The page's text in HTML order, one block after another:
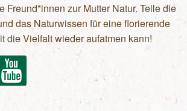
Freund*innen zur Mutter Natur. Teile die
das Naturwissen für eine florierende
die Vielfalt wieder aufatmen kann!
Youtube